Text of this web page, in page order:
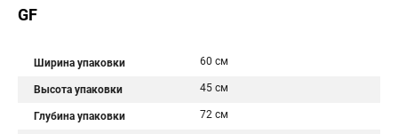
GF
Ширина упаковки 60 см
Высота упаковки 45 см
Глубина упаковки 72 см